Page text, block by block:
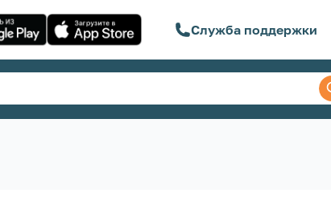
Служба поддержки